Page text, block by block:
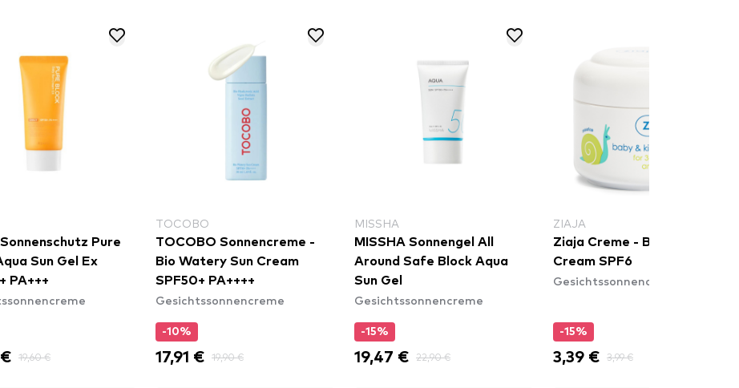
Pure
Sun Gel Ex
PA+++
19,60 €
TOCOBO
TOCOBO Sonnencreme -
Bio Watery Sun Cream
SPF50+ PA++++
Gesichtssonnencreme
-10%
17,91 € 19,90 €
MISSHA
MISSHA Sonnengel All
Around Safe Block Aqua
Sun Gel
Gesichtssonnencreme
-15%
19,47 € 22,90 €
ZIAJA
Ziaja Creme - Baby & Kids
Cream SPF6
Gesichtssonnencreme
-15%
3,39 € 3,99 €